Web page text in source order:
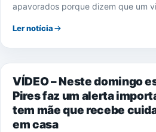
apavorados porque dizem que um
Ler notícia
TIMBIRAS
VÍDEO – Neste domingo
Pires faz um alerta
tem mãe que recebe
em casa